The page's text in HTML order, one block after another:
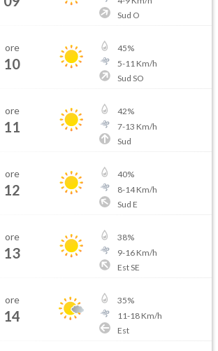
Sud O
ore
10
45%
5-11 Km/h
Sud SO
ore
11
42%
7-13 Km/h
Sud
ore
12
40%
8-14Km/h
Sud E
ore
13
38%
9-16Km/h
Est SE
ore
14
35%
11-18Km/h
Est